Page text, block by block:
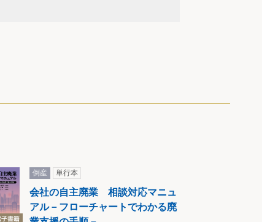
倒産 単行本
会社の自主廃業 相談対応マニュ
アル－フローチャートでわかる廃